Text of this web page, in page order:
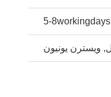
5-8workingdays